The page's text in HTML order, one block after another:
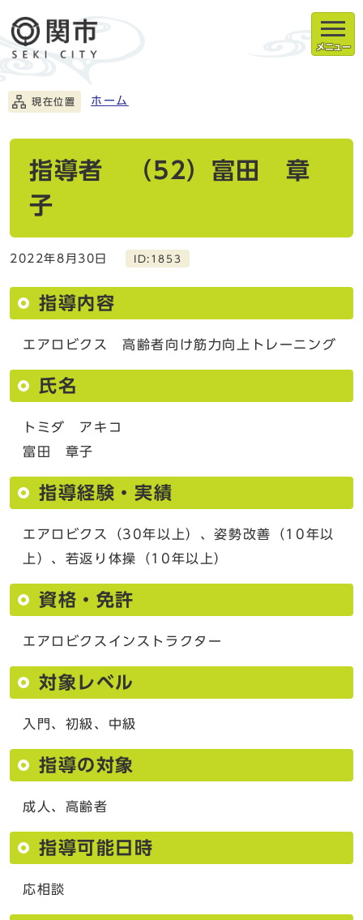
メニュー
現在位置 ホーム
指導者 （52）富田 章
子
2022年8月30日 ID:1853
指導内容
エアロビクス 高齢者向け筋力向上トレーニング
氏名
トミダ アキコ
富田 章子
指導経験・実績
エアロビクス（30年以上）、姿勢改善（10年以
上）、若返り体操（10年以上）
資格・免許
エアロビクスインストラクター
対象レベル
入門、初級、中級
指導の対象
成人、高齢者
指導可能日時
応相談